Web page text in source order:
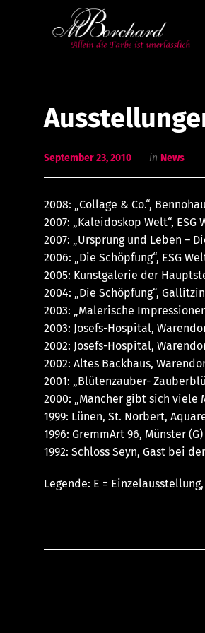
September 23, 2010 in News
2008: „Collage & Co.“,
2007: „Kaleidoskop Welt“, ESG
2007: „Ursprung und Leben –
2006: „Die Schöpfung“, ESG
2005: Kunstgalerie der
2004: „Die Schöpfung“,
2003: „Malerische
2003: Josefs-Hospital,
2002: Josefs-Hospital,
2002: Altes Backhaus,
2001: „Blütenzauber-
2000: „Mancher gibt sich viele
1999: Lünen, St. Norbert,
1996: GremmArt 96, Münster (G)
1992: Schloss Seyn, Gast bei
Legende: E =